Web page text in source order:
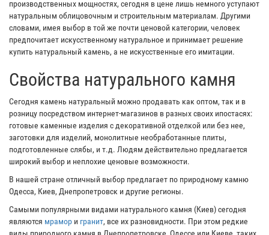
производственных мощностях, сегодня в цене лишь немного уступают
натуральным облицовочным и строительным материалам. Другими
словами, имея выбор в той же почти ценовой категории, человек
предпочитает искусственному натуральное и принимает решение
купить натуральный камень, а не искусственные его имитации.
Свойства натурального камня
Сегодня камень натуральный можно продавать как оптом, так и в
розницу посредством интернет-магазинов в разных своих ипостасях:
готовые каменные изделия с декоративной отделкой или без нее,
заготовки для изделий, монолитные необработанные плиты,
подготовленные слябы, и т.д. Людям действительно предлагается
широкий выбор и неплохие ценовые возможности.
В нашей стране отличный выбор предлагает по природному камню
Одесса, Киев, Днепропетровск и другие регионы.
Самыми популярными видами натурального камня (Киев) сегодня
являются мрамор и гранит, все их разновидности. При этом редкие